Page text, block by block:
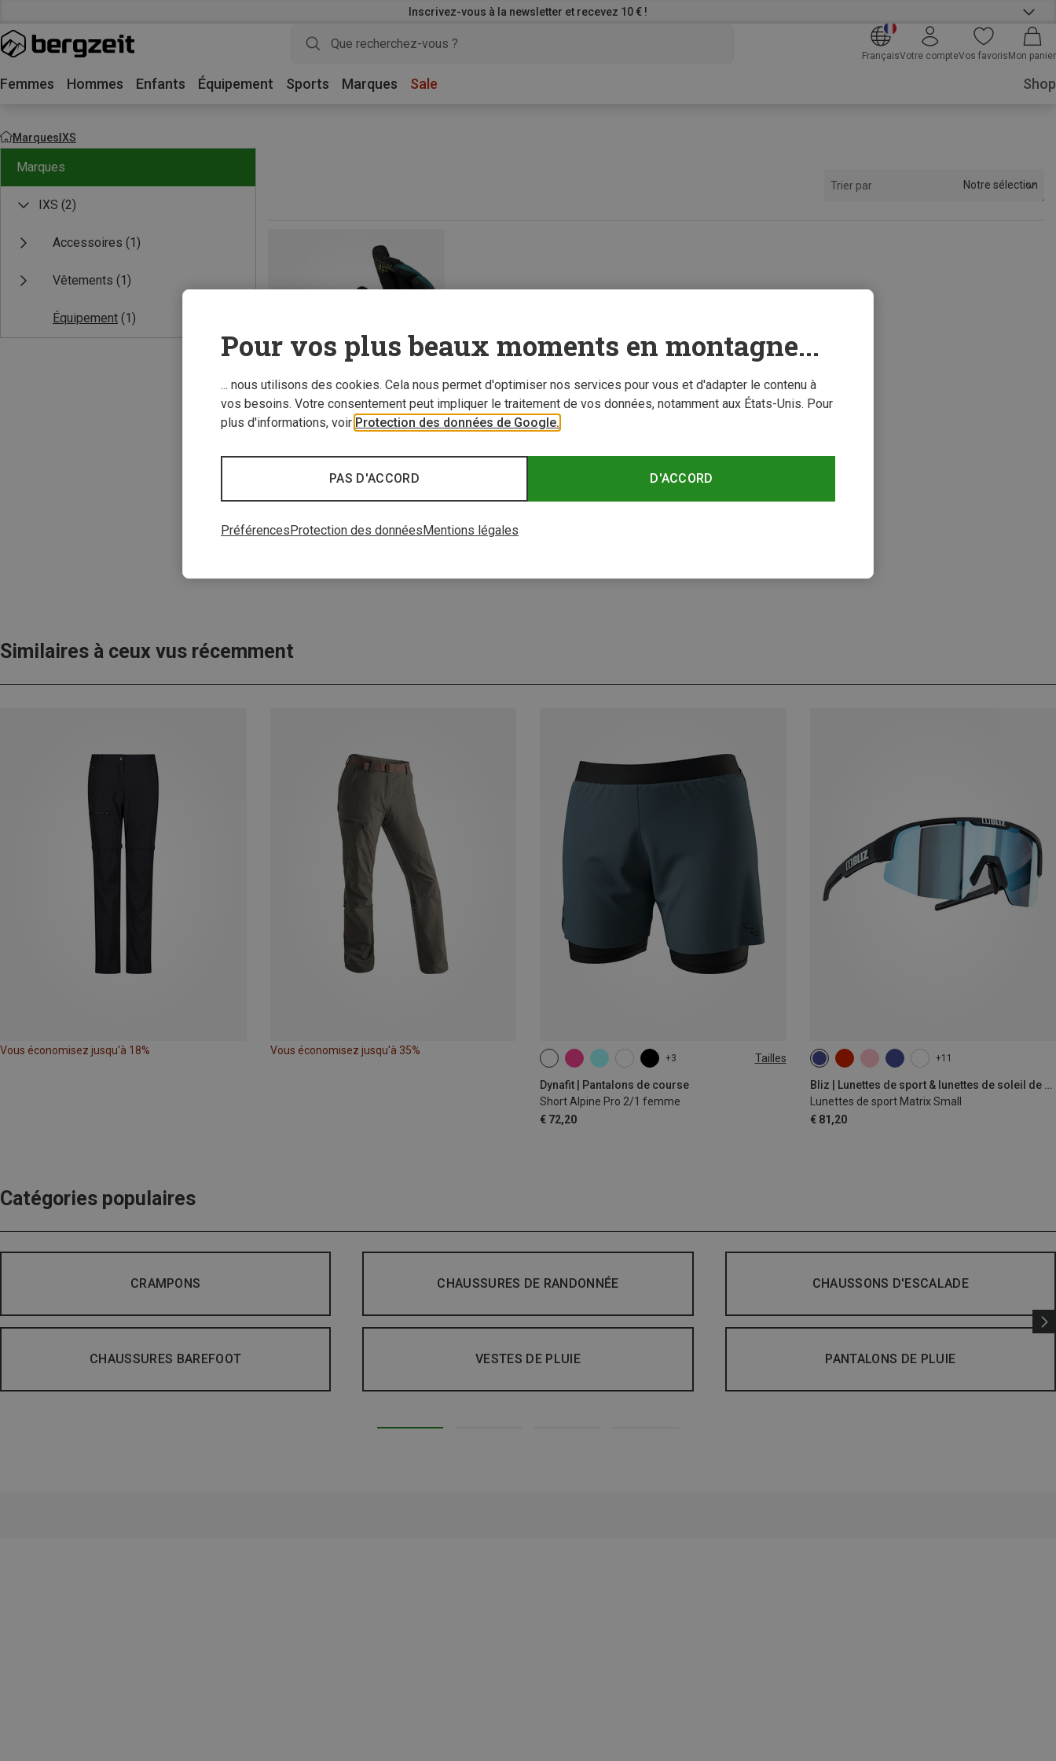
Inscrivez-vous à la newsletter et recevez 10 € !
FrançaisVotre compteVos favoris Mon panier
Femmes Hommes Enfants Équipement Sports Marques Sale Shop
MarquesIXS
Marques
IXS (2)
Accessoires (1)
Vêtements (1)
Équipement (1)
Trier par Notre sélection
Vous économisez 70%
Similaires à ceux vus récemment
Vous économisez jusqu'à 18% Vous économisez jusqu'à 35%
+3 Tailles
Dynafit | Pantalons de course
Short Alpine Pro 2/1 femme
€ 72,20
XS S M XL
+11
Bliz | Lunettes de sport & lunettes de soleil de sport
Lunettes de sport Matrix Small
€ 81,20
Catégories populaires
CRAMPONS CHAUSSURES DE RANDONNÉE CHAUSSONS D'ESCALADE
CHAUSSURES BAREFOOT VESTES DE PLUIE PANTALONS DE PLUIE
Pour vos plus beaux moments en montagne...
... nous utilisons des cookies. Cela nous permet d'optimiser nos services pour vous et d'adapter le contenu à
vos besoins. Votre consentement peut impliquer le traitement de vos données, notamment aux États-Unis. Pour
plus d'informations, voir Protection des données de Google.
D'ACCORD
PAS D'ACCORD
PréférencesProtection des donnéesMentions légales